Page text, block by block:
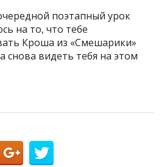
поэтапный урок
на то, что тебе
Кроша из «Смешарики»
снова видеть тебя на этом